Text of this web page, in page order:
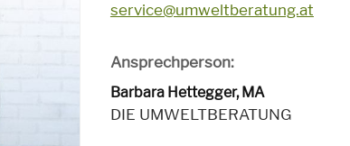
service@umweltberatung.at
Ansprechperson:
Barbara Hettegger, MA
DIE UMWELTBERATUNG